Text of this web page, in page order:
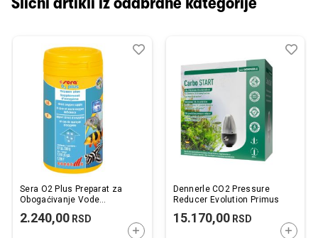
Sera O2 Plus Preparat za
Obogaćivanje Vode
2.240,00 RSD
DODAJTE U KORPU
Dodaj
Uporedi
Dennerle CO2 Pressure
Reducer Evolution Primus
15.170,00RSD